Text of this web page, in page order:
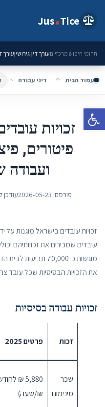
פתח סרגל נגישות
Jus Tice
תחומי חיפוש מרכזייםעורך דין גירושיןעורך
עמוד הבית דיני עבודה
זכויות
פיטורים,
ועבודה
פורסם: 2026-05-23עודכן
זכויות עובדים בישראל מוגנות
עובדים שמכירים את זכויותיהם
מוגשות כ-70,000
את הזכויות הבסיסיות שכל עובד
זכויות עבודה בסיסיות
זכות פרטים 2025
שכר
מינימום
₪/שעה)